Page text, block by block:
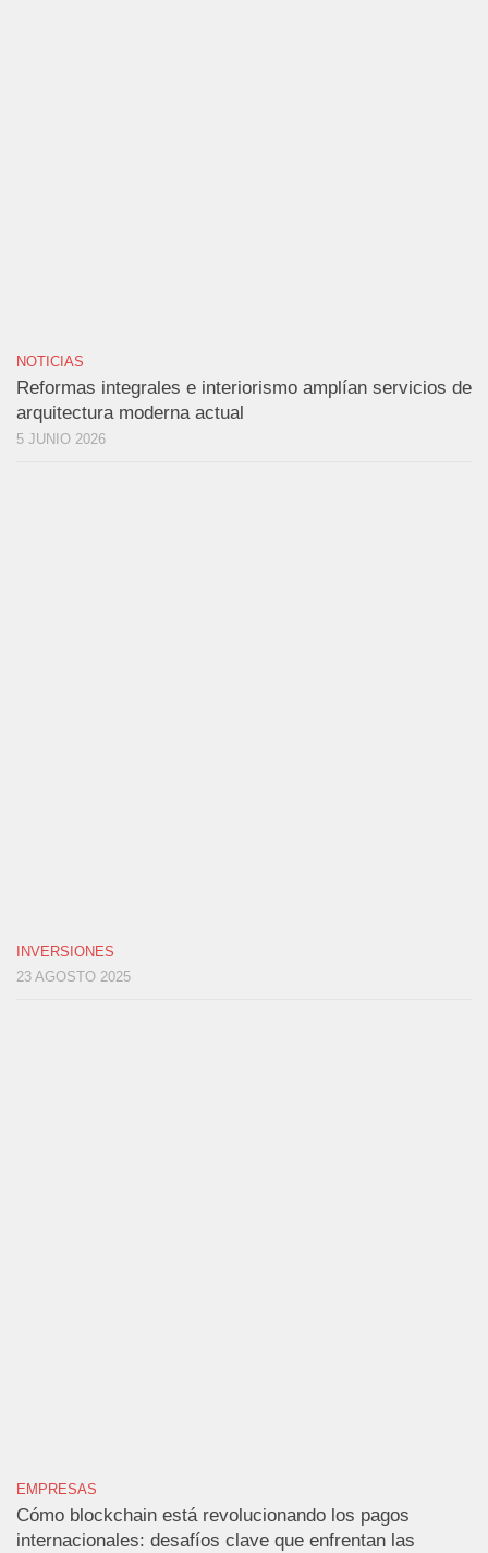
NOTICIAS
Reformas integrales e interiorismo amplían servicios de
arquitectura moderna actual
5 JUNIO 2026
INVERSIONES
23 AGOSTO 2025
EMPRESAS
Cómo blockchain está revolucionando los pagos
internacionales: desafíos clave que enfrentan las